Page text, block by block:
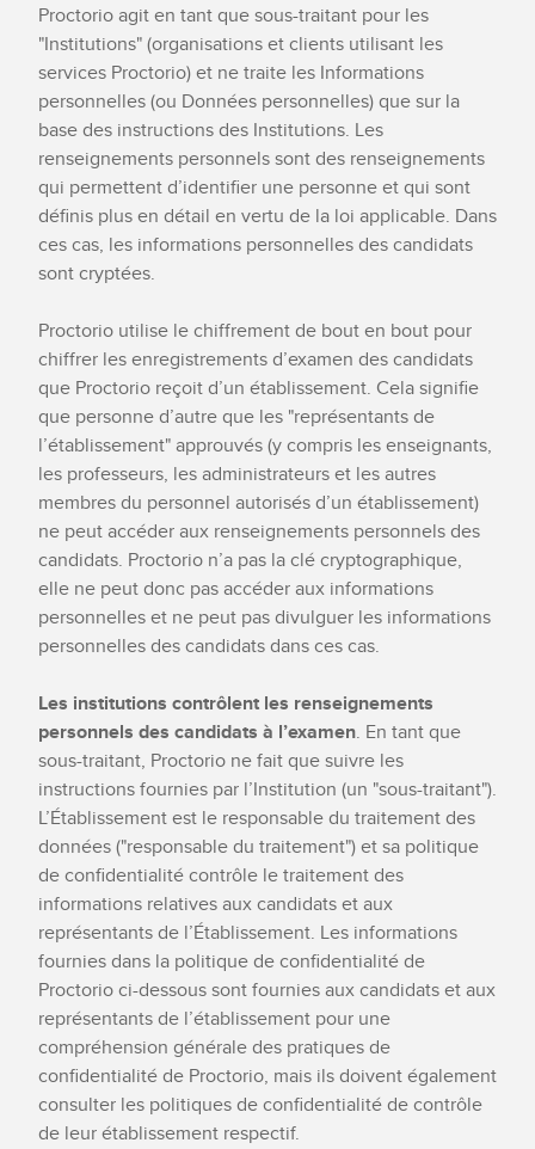
Proctorio agit en tant que sous-traitant pour les
"Institutions" (organisations et clients utilisant les
services Proctorio) et ne traite les Informations
personnelles (ou Données personnelles) que sur la
base des instructions des Institutions. Les
renseignements personnels sont des renseignements
qui permettent d’identifier une personne et qui sont
définis plus en détail en vertu de la loi applicable. Dans
ces cas, les informations personnelles des candidats
sont cryptées.
Proctorio utilise le chiffrement de bout en bout pour
chiffrer les enregistrements d’examen des candidats
que Proctorio reçoit d’un établissement. Cela signifie
que personne d’autre que les "représentants de
l’établissement" approuvés (y compris les enseignants,
les professeurs, les administrateurs et les autres
membres du personnel autorisés d’un établissement)
ne peut accéder aux renseignements personnels des
candidats. Proctorio n’a pas la clé cryptographique,
elle ne peut donc pas accéder aux informations
personnelles et ne peut pas divulguer les informations
personnelles des candidats dans ces cas.
Les institutions contrôlent les renseignements
personnels des candidats à l’examen. En tant que
sous-traitant, Proctorio ne fait que suivre les
instructions fournies par l’Institution (un "sous-traitant").
L’Établissement est le responsable du traitement des
données ("responsable du traitement") et sa politique
de confidentialité contrôle le traitement des
informations relatives aux candidats et aux
représentants de l’Établissement. Les informations
fournies dans la politique de confidentialité de
Proctorio ci-dessous sont fournies aux candidats et aux
représentants de l’établissement pour une
compréhension générale des pratiques de
confidentialité de Proctorio, mais ils doivent également
consulter les politiques de confidentialité de contrôle
de leur établissement respectif.